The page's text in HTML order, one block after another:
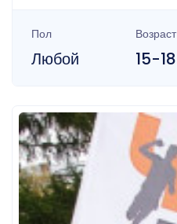
Пол
Любой
Возраст
15-18